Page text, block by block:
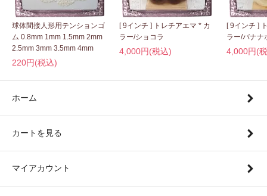
[ 3.5インチ ]
・ シャギーミディ * 1カラー入荷
・カスタム用ストレート * 1カラー入荷
[ 4.5～5インチ ]
・シフォンウェーブ * 2カラー入荷
*** 2026年5月30日 ***
【新・再入荷】
球体間接人形用テンションゴ
ム 0.8mm 1mm 1.5mm 2mm
2.5mm 3mm 3.5mm 4mm
220円(税込)
[ 9インチ ] トレチアエマ * カ
ラー/ショコラ
4,000円(税込)
[ 9インチ ]
ラー/バナナ
4,000円(
ホーム
カートを見る
マイアカウント